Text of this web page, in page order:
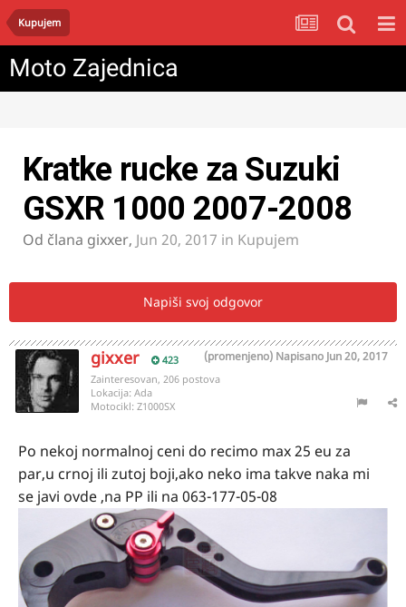
Kupujem
Moto Zajednica
Kratke rucke za Suzuki
GSXR 1000 2007-2008
Od člana gixxer, Jun 20, 2017 in Kupujem
Napiši svoj odgovor
gixxer 423 Napisano Jun 20, 2017
(promenjeno)
Zainteresovan, 206 postova
Lokacija: Ada
Motocikl: Z1000SX
Po nekoj normalnoj ceni do recimo max 25 eu za
par,u crnoj ili zutoj boji,ako neko ima takve naka mi
se javi ovde ,na PP ili na 063-177-05-08